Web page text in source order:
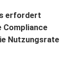
erfordert
Compliance
Nutzungsrate